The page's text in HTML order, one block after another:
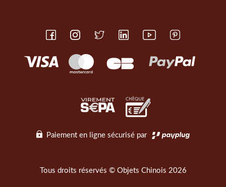
Paiement en ligne sécurisé par
Tous droits réservés © Objets Chinois 2026